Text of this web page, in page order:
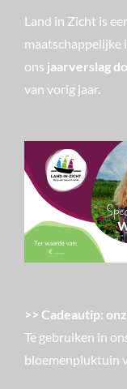
Land in Zicht is
maatschappelijke
ons jaarverslag
van vorig jaar.
>> Cadeautip:
Te gebruiken in
bloemenpluktuin